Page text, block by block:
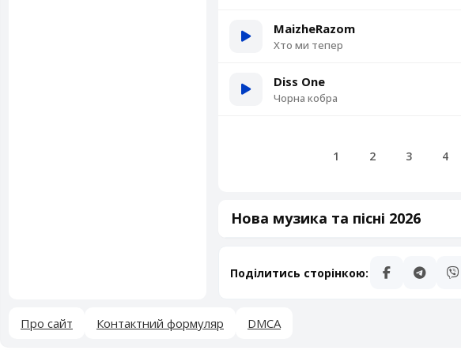
MaizheRazom
Хто ми тепер
Diss One
Чорна кобра
1 2 3 4
Нова музика та пісні 2026
Поділитись сторінкою:
Про сайт Контактний формуляр DMCA